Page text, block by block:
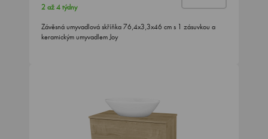
2 až 4 týdny
Závěsná umyvadlová skříňka 76,4x3,3x46 cm s 1 zásuvkou a
keramickým umyvadlem Joy